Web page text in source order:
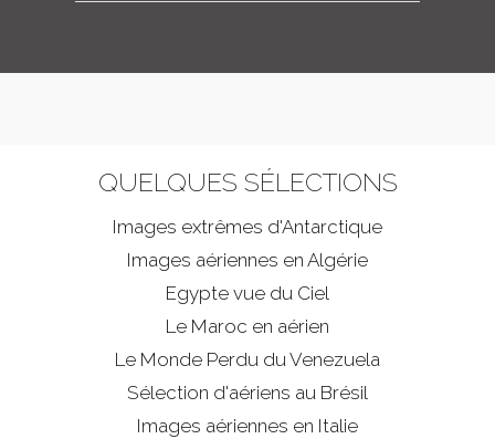
QUELQUES SÉLECTIONS
Images extrêmes d'Antarctique
Images aériennes en Algérie
Egypte vue du Ciel
Le Maroc en aérien
Le Monde Perdu du Venezuela
Sélection d'aériens au Brésil
Images aériennes en Italie